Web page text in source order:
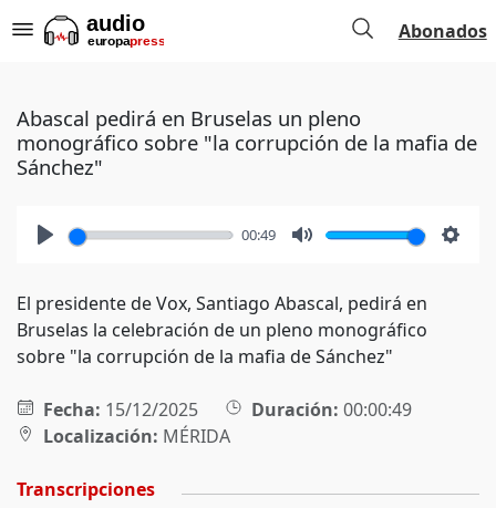
Abonados
Abascal pedirá en Bruselas un pleno
monográfico sobre "la corrupción de la mafia de
Sánchez"
00:49
El presidente de Vox, Santiago Abascal, pedirá en
Bruselas la celebración de un pleno monográfico
sobre "la corrupción de la mafia de Sánchez"
Fecha: 15/12/2025 Duración: 00:00:49
Localización: MÉRIDA
Transcripciones